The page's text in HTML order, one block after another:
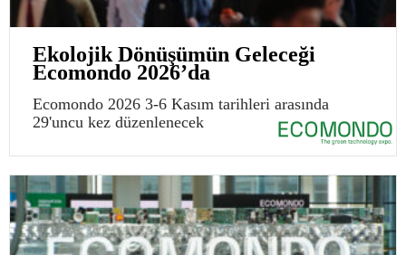
Ekolojik Dönüşümün Geleceği
Ecomondo 2026’da
Ecomondo 2026 3-6 Kasım tarihleri arasında
29'uncu kez düzenlenecek